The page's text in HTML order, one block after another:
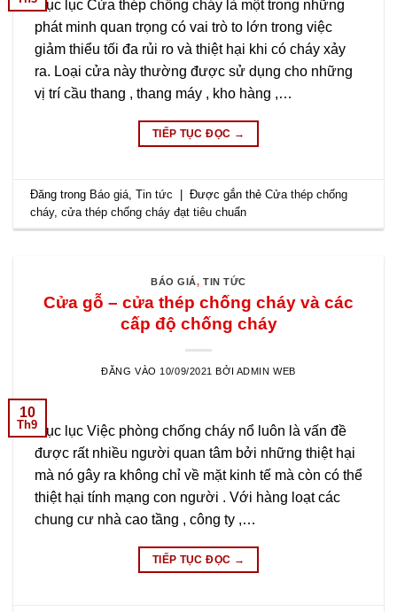
Mục lục Cửa thép chống cháy là một trong những
phát minh quan trọng có vai trò to lớn trong việc
giảm thiểu tối đa rủi ro và thiệt hại khi có cháy xảy
ra. Loại cửa này thường được sử dụng cho những
vị trí cầu thang , thang máy , kho hàng ,…
TIẾP TỤC ĐỌC →
Đăng trong Báo giá ,Tin tức | Được gắn thẻCửa thép chống
cháy,cửa thép chống cháy đạt tiêu chuẩn
BÁO GIÁ,TIN TỨC
Cửa gỗ – cửa thép chống cháy và các
cấp độ chống cháy
ĐĂNG VÀO 10/09/2021 BỞI ADMIN WEB
10
Th9Mục lục Việc phòng chống cháy nổ luôn là vấn đề
được rất nhiều người quan tâm bởi những thiệt hại
mà nó gây ra không chỉ về mặt kinh tế mà còn có thể
thiệt hại tính mạng con người . Với hàng loạt các
chung cư nhà cao tầng , công ty ,…
TIẾP TỤC ĐỌC →